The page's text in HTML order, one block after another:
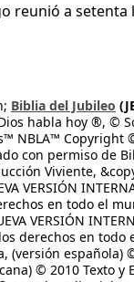
reunió a
Biblia del Jubileo
habla hoy ®, ©
NBLA™ Copyright
con permiso de
Viviente,
VERSIÓN
en todo el
VERSIÓN
derechos en todo
(versión española)
© 2010 Texto y